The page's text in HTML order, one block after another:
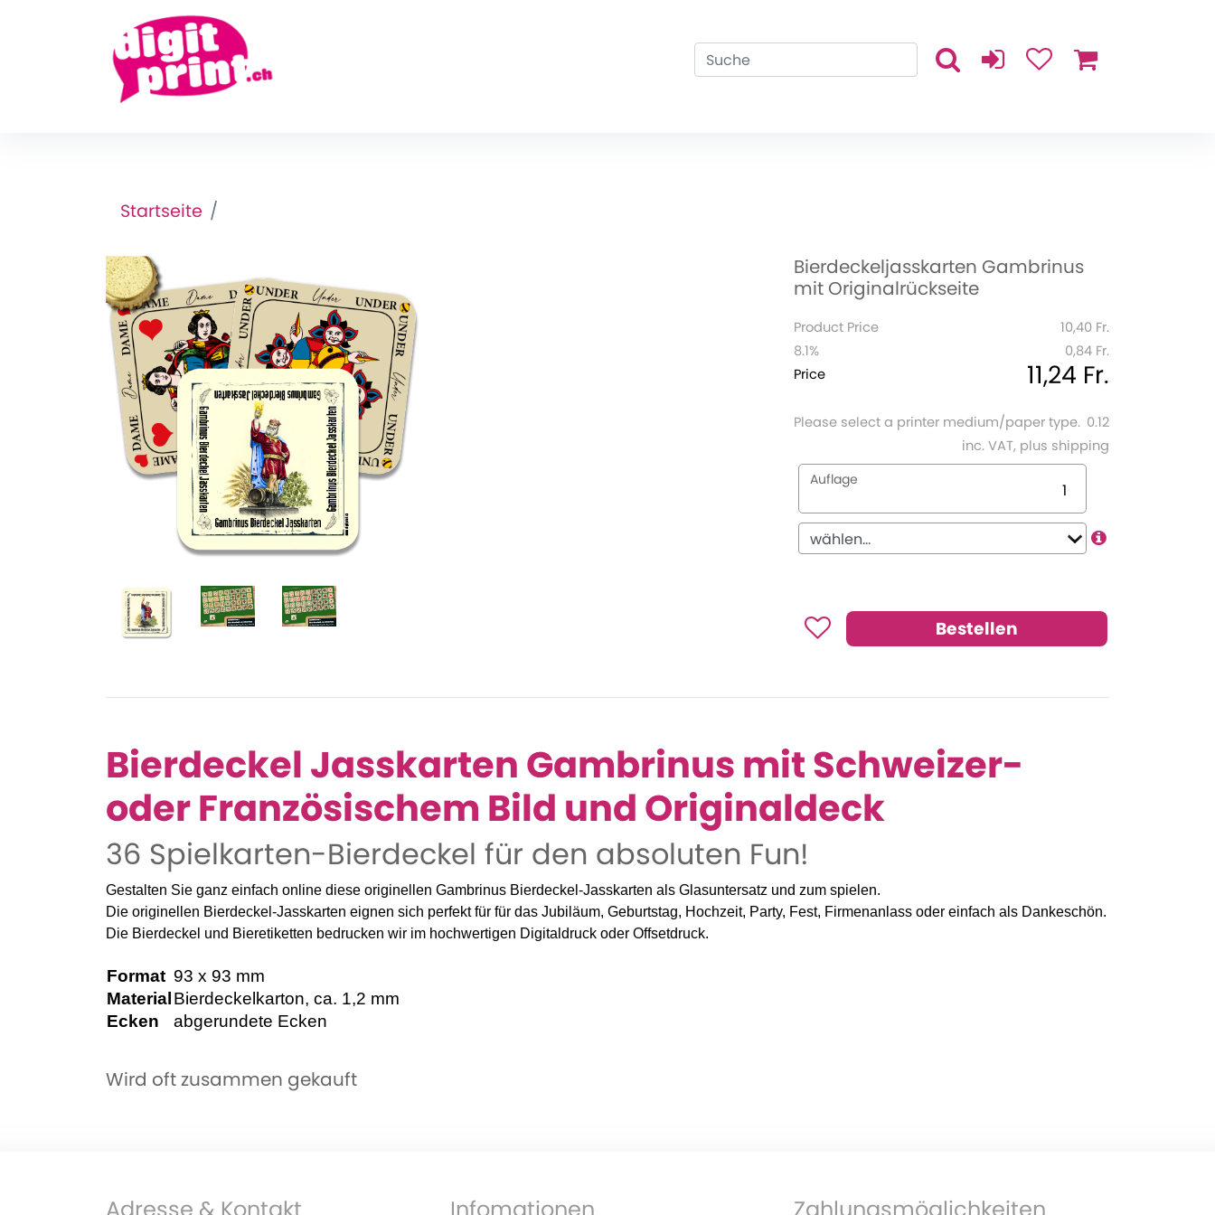
Startseite
Bierdeckeljasskarten Gambrinus
mit Originalrückseite
Product Price
10,40 Fr.
8.1%
0,84 Fr.
Price
11,24 Fr.
Please select a printer medium/paper type. 0.12
inc. VAT, plus shipping
Auflage
Bierdeckel Jasskarten Gambrinus mit Schweizer-
oder Französischem Bild und Originaldeck
36 Spielkarten-Bierdeckel für den absoluten Fun!
Gestalten Sie ganz einfach online diese originellen Gambrinus Bierdeckel-Jasskarten als Glasuntersatz und zum spielen.
Die originellen Bierdeckel-Jasskarten eignen sich perfekt für für das Jubiläum, Geburtstag, Hochzeit, Party, Fest, Firmenanlass oder einfach als Dankeschön.
Die Bierdeckel und Bieretiketten bedrucken wir im hochwertigen Digitaldruck oder Offsetdruck.
Format 93 x 93 mm
Material Bierdeckelkarton, ca. 1,2 mm
Ecken
abgerundete Ecken
Wird oft zusammen gekauft